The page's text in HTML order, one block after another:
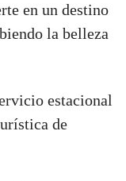
en un destino
la belleza
estacional
de